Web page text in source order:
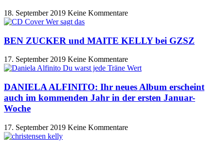
18. September 2019 Keine Kommentare
BEN ZUCKER und MAITE KELLY bei GZSZ
17. September 2019 Keine Kommentare
DANIELA ALFINITO: Ihr neues Album erscheint
auch im kommenden Jahr in der ersten Januar-
Woche
17. September 2019 Keine Kommentare